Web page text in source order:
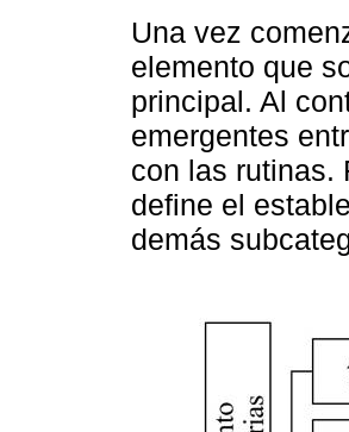
Una vez
elemento que
principal. Al
emergentes
con las rutinas.
define el
demás